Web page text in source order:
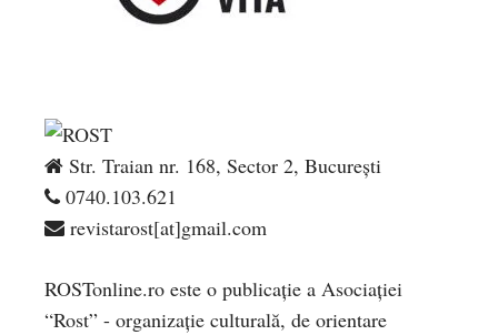
Str. Traian nr. 168, Sector 2, București
0740.103.621
revistarost[at]gmail.com
ROSTonline.ro este o publicaţie a Asociaţiei
“Rost” - organizaţie culturală, de orientare